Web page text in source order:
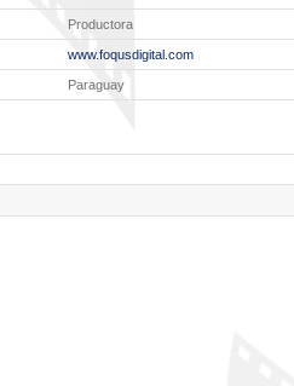
Productora
www.foqusdigital.com
Paraguay